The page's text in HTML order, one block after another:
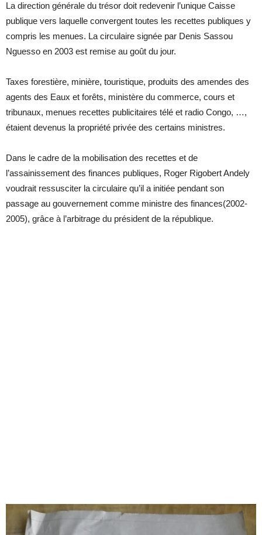
La direction générale du trésor doit redevenir l’unique Caisse
publique vers laquelle convergent toutes les recettes publiques y
compris les menues. La circulaire signée par Denis Sassou
Nguesso en 2003 est remise au goût du jour.
Taxes forestière, minière, touristique, produits des amendes des
agents des Eaux et forêts, ministère du commerce, cours et
tribunaux, menues recettes publicitaires télé et radio Congo, …,
étaient devenus la propriété privée des certains ministres.
Dans le cadre de la mobilisation des recettes et de
l’assainissement des finances publiques, Roger Rigobert Andely
voudrait ressusciter la circulaire qu’il a initiée pendant son
passage au gouvernement comme ministre des finances(2002-
2005), grâce à l’arbitrage du président de la république.